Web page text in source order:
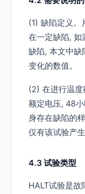
(1) 缺陷定义。
在一定缺陷, 如
缺陷, 本文中缺
变化的数值。
(2) 在进行温
额定电压, 48
身存在缺陷的
仅有该试验产
4.3 试验类型
HALT试验是故